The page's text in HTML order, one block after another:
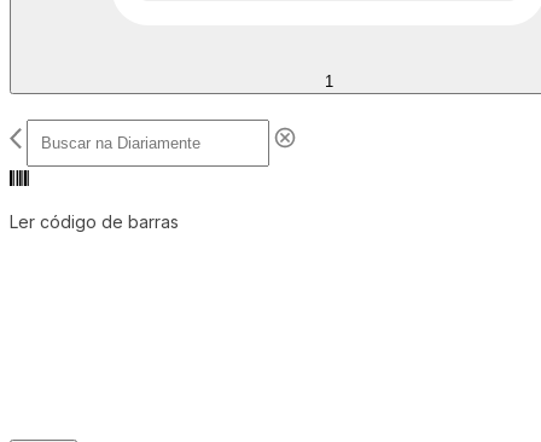
1
Ler código de barras